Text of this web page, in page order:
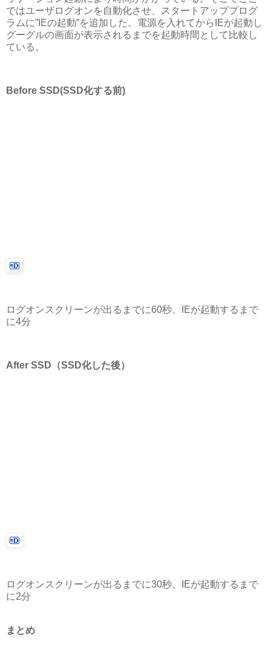
ではユーザログオンを自動化させ、スタートアッププログ
ラムに”IEの起動”を追加した。電源を入れてからIEが起動し
グーグルの画面が表示されるまでを起動時間として比較し
ている。
Before SSD(SSD化する前)
ログオンスクリーンが出るまでに60秒、IEが起動するまで
に4分
After SSD（SSD化した後）
ログオンスクリーンが出るまでに30秒、IEが起動するまで
に2分
まとめ